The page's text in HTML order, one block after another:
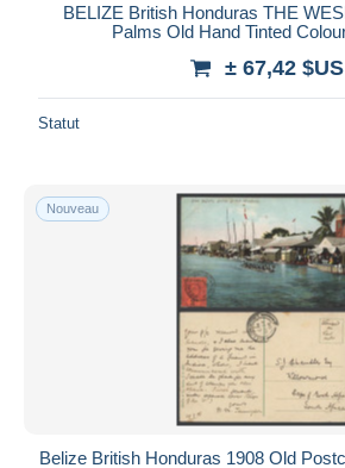
BELIZE British Honduras THE
Palms Old Hand Tinted
± 67,42 $US
Statut
Nouveau
Belize British Honduras 1908 Old